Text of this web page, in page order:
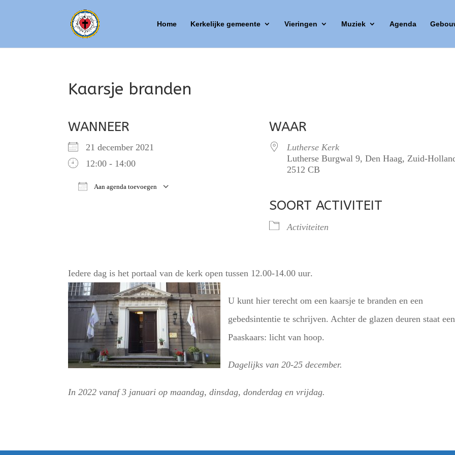
Home Kerkelijke gemeente Vieringen Muziek Agenda
Kaarsje branden
WANNEER
21 december 2021
12:00 - 14:00
Aan agenda toevoegen
iCalendar
WAAR
Lutherse Kerk
Lutherse Burgwal 9, Den Haag, Zuid-
2512 CB
SOORT ACTIVITEIT
Activiteiten
Iedere dag is het portaal van de kerk open tussen 12.00-14.00 uur.
U kunt hier terecht om een kaarsje te branden en een
gebedsintentie te schrijven. Achter de glazen deuren staat een
Paaskaars: licht van hoop.
Dagelijks van 20-25 december.
In 2022 vanaf 3 januari op maandag, dinsdag, donderdag en vrijdag.